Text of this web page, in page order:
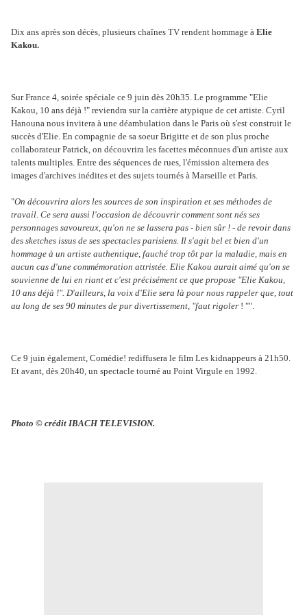
Dix ans après son décès, plusieurs chaînes TV rendent hommage à Elie
Kakou.
Sur France 4, soirée spéciale ce 9 juin dès 20h35. Le programme "Elie
Kakou, 10 ans déjà !" reviendra sur la carrière atypique de cet artiste. Cyril
Hanouna nous invitera à une déambulation dans le Paris où s'est construit le
succès d'Elie. En compagnie de sa soeur Brigitte et de son plus proche
collaborateur Patrick, on découvrira les facettes méconnues d'un artiste aux
talents multiples. Entre des séquences de rues, l'émission alternera des
images d'archives inédites et des sujets tournés à Marseille et Paris.
"On découvrira alors les sources de son inspiration et ses méthodes de
travail. Ce sera aussi l'occasion de découvrir comment sont nés ses
personnages savoureux, qu'on ne se lassera pas - bien sûr ! - de revoir dans
des sketches issus de ses spectacles parisiens. Il s'agit bel et bien d'un
hommage à un artiste authentique, fauché trop tôt par la maladie, mais en
aucun cas d'une commémoration attristée. Elie Kakou aurait aimé qu'on se
souvienne de lui en riant et c'est précisément ce que propose "Elie Kakou,
10 ans déjà !". D'ailleurs, la voix d'Elie sera là pour nous rappeler que, tout
au long de ses 90 minutes de pur divertissement, "faut rigoler ! "".
Ce 9 juin également, Comédie! rediffusera le film Les kidnappeurs à 21h50.
Et avant, dès 20h40, un spectacle tourné au Point Virgule en 1992.
Photo © crédit IBACH TELEVISION.